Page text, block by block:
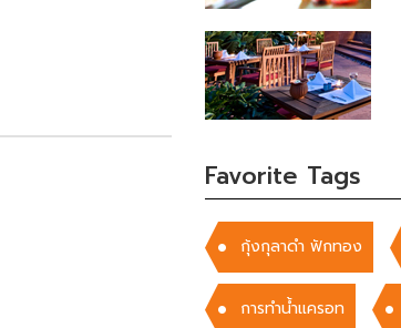
Favorite Tags
กุ้งกุลาดำ ฟักทอง
การทำน้ำแครอท